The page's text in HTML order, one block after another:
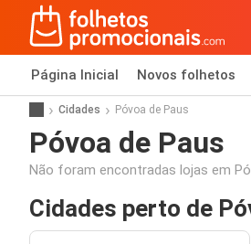
Página Inicial Novos folhetos
Cidades Póvoa de Paus
Póvoa de Paus
Não foram encontradas lojas em
Cidades perto de